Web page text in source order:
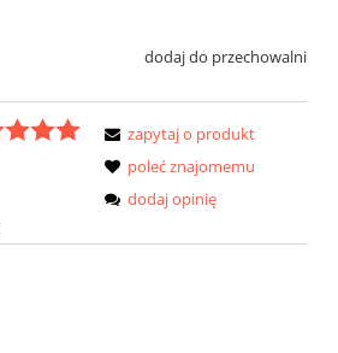
dodaj do przechowalni
zapytaj o produkt
poleć znajomemu
dodaj opinię